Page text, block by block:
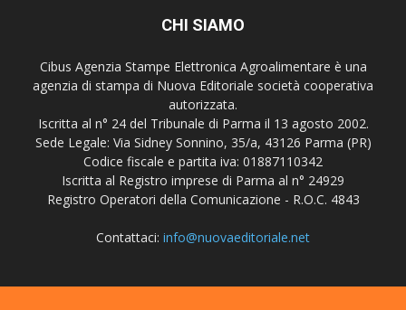
CHI SIAMO
Cibus Agenzia Stampe Elettronica Agroalimentare è una
agenzia di stampa di Nuova Editoriale società cooperativa
autorizzata.
Iscritta al n° 24 del Tribunale di Parma il 13 agosto 2002.
Sede Legale: Via Sidney Sonnino, 35/a, 43126 Parma (PR)
Codice fiscale e partita iva: 01887110342
Iscritta al Registro imprese di Parma al n° 24929
Registro Operatori della Comunicazione - R.O.C. 4843
Contattaci: info@nuovaeditoriale.net